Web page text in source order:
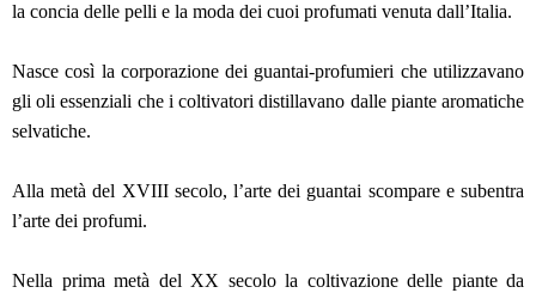
la concia delle pelli e la moda dei cuoi profumati venuta dall’Italia.
Nasce così la corporazione dei guantai-profumieri che utilizzavano
gli oli essenziali che i coltivatori distillavano dalle piante aromatiche
selvatiche.
Alla metà del XVIII secolo, l’arte dei guantai scompare e subentra
l’arte dei profumi.
Nella prima metà del XX secolo la coltivazione delle piante da